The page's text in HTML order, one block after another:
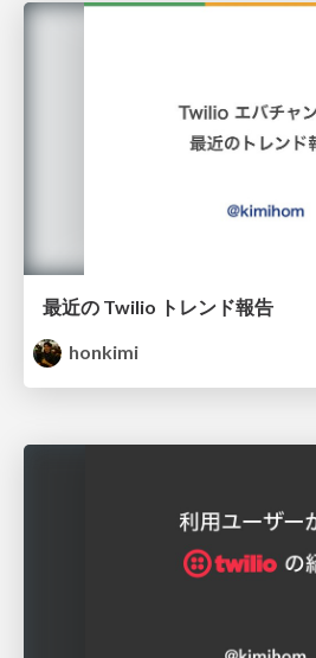
最近の Twilio トレンド報告
honkimi